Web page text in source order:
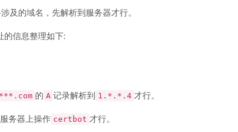
及的域名，先解析到服务器才行。
的信息整理如下:
的 A 记录解析到 1.*.*.4 才行。
服务器上操作 certbot 才行。